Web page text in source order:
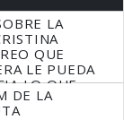
LA
QUE
LE PUEDA
LO QUE
DE LA